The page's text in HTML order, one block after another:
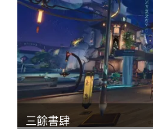
三餘書肆